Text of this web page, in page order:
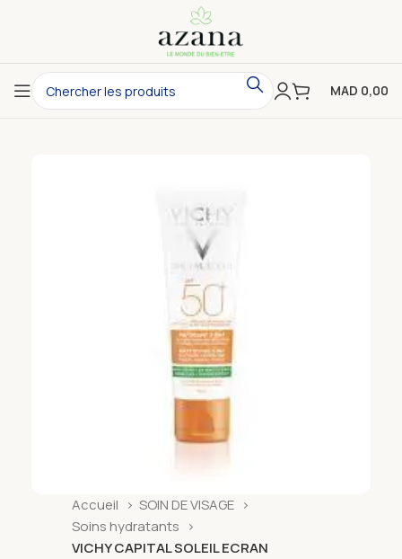
MAD 0,00
Accueil
SOIN DE VISAGE
Soins hydratants
VICHY CAPITAL SOLEIL ECRAN